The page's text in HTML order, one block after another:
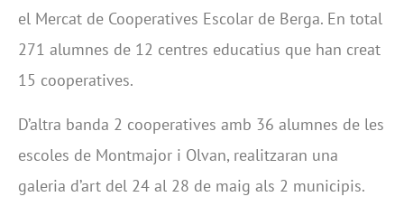
el Mercat de Cooperatives Escolar de Berga. En total
271 alumnes de 12 centres educatius que han creat
15 cooperatives.
D’altra banda 2 cooperatives amb 36 alumnes de les
escoles de Montmajor i Olvan, realitzaran una
galeria d’art del 24 al 28 de maig als 2 municipis.